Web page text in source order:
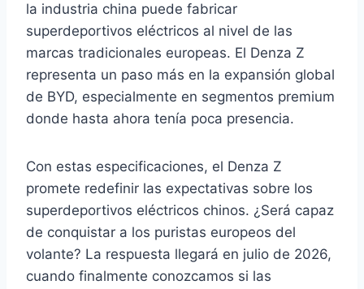
la industria china puede fabricar
superdeportivos eléctricos al nivel de las
marcas tradicionales europeas. El Denza Z
representa un paso más en la expansión global
de BYD, especialmente en segmentos premium
donde hasta ahora tenía poca presencia.
Con estas especificaciones, el Denza Z
promete redefinir las expectativas sobre los
superdeportivos eléctricos chinos. ¿Será capaz
de conquistar a los puristas europeos del
volante? La respuesta llegará en julio de 2026,
cuando finalmente conozcamos si las